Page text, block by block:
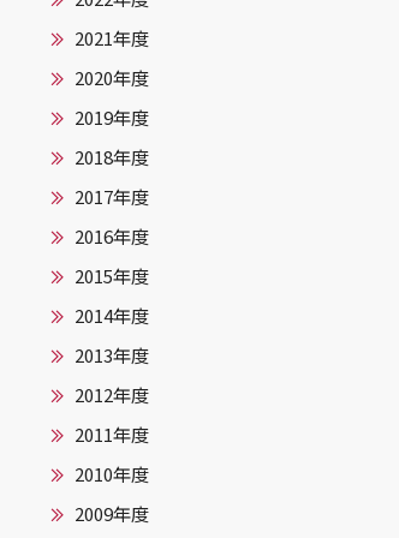
2021年度
2020年度
2019年度
2018年度
2017年度
2016年度
2015年度
2014年度
2013年度
2012年度
2011年度
2010年度
2009年度